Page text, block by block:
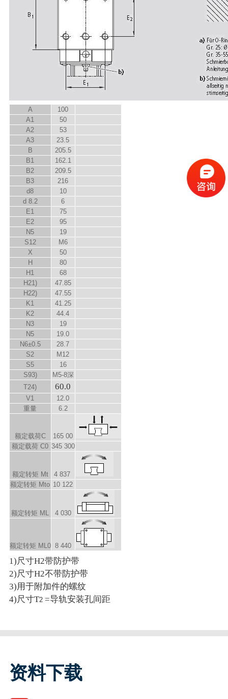
A
100
A1
50
A2
53
A3
23.5
B
205.5
B1
162.1
B2
209.5
B3
216
d8
10
d 8.2
6
E1
75
E2
95
N5
19
S12
M6
X
50
H
80
H 1
68
H21)
47.85
H22)
47.55
K1
41.25
K2
44.4
N3
19
N5
19.0
N6±0.5
28.7
S2
M12
S5
16
S93)
M5-8深
T24) 60.0
V1
12.0
重量
6.2
额定载荷C
165 00
额定载荷 C0 345 300
额定转矩 Mt
4 837
额定转矩 Mto 10 122
额定转矩 M L 4 030
额定转矩 M L0 8 440
1)尺寸H2带防护带
2)尺寸H2不带防护带
3)用于附加件的螺纹
4)尺寸T2 =导轨安装孔间距
资料下载